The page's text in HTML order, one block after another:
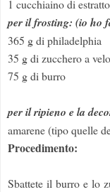
1 cucchiaino di
per il frosting: (io ho
365 g di philadelphia
35 g di zucchero a velo
75 g di burro
per il ripieno e la
amarene (tipo quelle
Procedimento:
Sbattete il burro e lo